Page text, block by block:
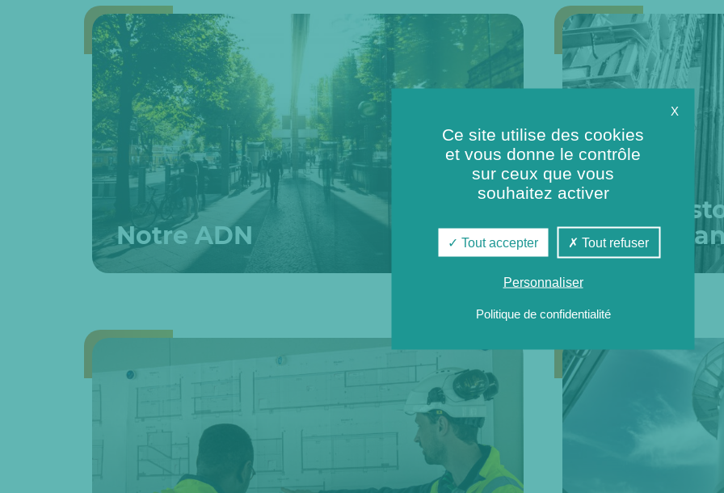
Notre ADN
Notre
X
Ce site utilise des cookies
et vous donne le contrôle
sur ceux que vous
souhaitez activer
Tout accepter Tout refuser
Personnaliser
Politique de confidentialité